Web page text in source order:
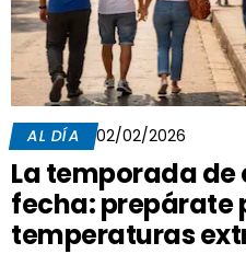
AL DÍA 02/02/2026
La temporada de
fecha: prepárate
temperaturas